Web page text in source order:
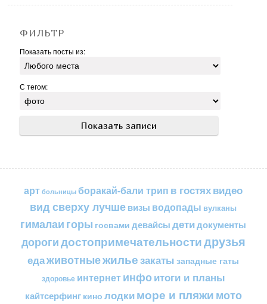
ФИЛЬТР
Показать посты из:
С тегом:
арт больницы боракай-бали трип в гостяхвидео
вид сверху лучшевизы водопады вулканы
гималаи горы госвами девайсы детидокументы
дорогидостопримечательностидрузья
едаживотныежильезакаты западные гаты
здоровье интернетинфоитоги и планы
кайтсерфинг кино лодкиморе и пляжимото